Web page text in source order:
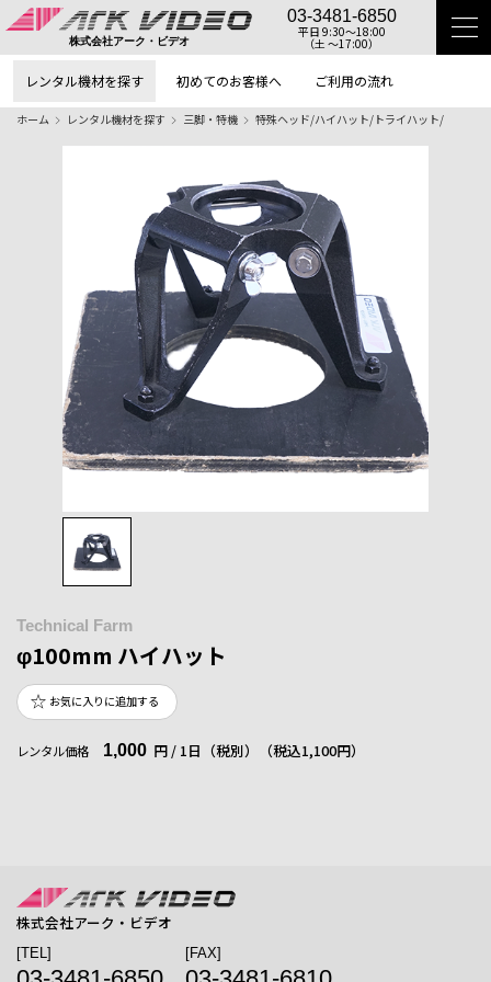
株式会社アーク・ビデオ
03-3481-6850
平日 9:30〜18:00
（土 〜17:00）
レンタル機材を探す 初めてのお客様へ ご利用の流れ
ホーム レンタル機材を探す 三脚・特機 特殊ヘッド/ハイハット/トライハット/
Technical Farm
φ100mm ハイハット
お気に入りに追加する
レンタル価格 1,000 円 / 1日（税別） （税込1,100円）
株式会社アーク・ビデオ
[TEL] [FAX]